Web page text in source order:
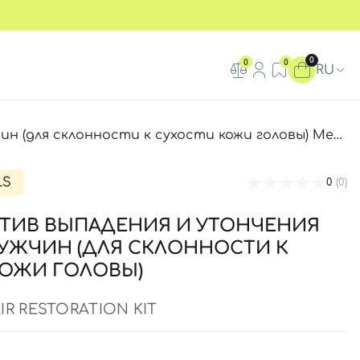
0 0 0
RU
кожи головы) Mediceuticals Advanced Hair Restoration Kit
0 (0)
ВЫПАДЕНИЯ И УТОНЧЕНИЯ
(ДЛЯ СКЛОННОСТИ К
ГОЛОВЫ)
RESTORATION KIT